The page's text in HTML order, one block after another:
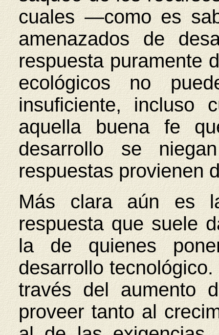
cuales —como es
amenazados de
respuesta puramente
ecológicos no
insuficiente, incluso
aquella buena fe
desarrollo se
respuestas provienen
Más clara aún es
respuesta que suele
la de quienes
desarrollo
través del aumento
proveer tanto al